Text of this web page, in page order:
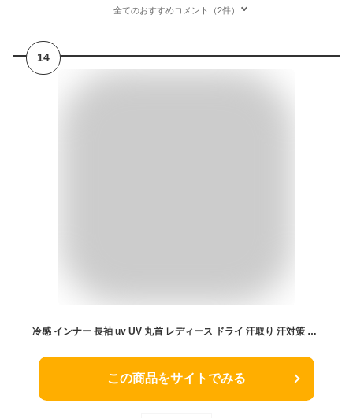
全てのおすすめコメント（2件）
14
冷感 インナー 長袖 uv UV 丸首 レディース ドライ 汗取り 汗対策 消臭 ストレッチ 脇汗 大きいサイズ ワキさら 夏
この商品をサイトでみる